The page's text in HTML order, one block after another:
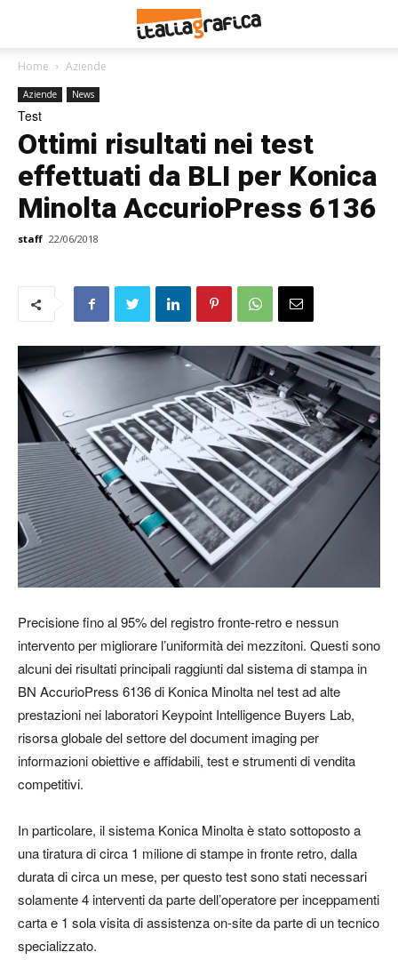
Home Aziende
Aziende News
Test
Ottimi risultati nei test
effettuati da BLI per Konica
Minolta AccurioPress 6136
staff 22/06/2018
Precisione fino al 95% del registro fronte-retro e nessun
intervento per migliorare l’uniformità dei mezzitoni. Questi sono
alcuni dei risultati principali raggiunti dal sistema di stampa in
BN AccurioPress 6136 di Konica Minolta nel test ad alte
prestazioni nei laboratori Keypoint Intelligence Buyers Lab,
risorsa globale del settore del document imaging per
informazioni obiettive e affidabili, test e strumenti di vendita
competitivi.
In particolare, il sistema Konica Minolta è stato sottoposto a
una tiratura di circa 1 milione di stampe in fronte retro, dalla
durata di circa un mese, per questo test sono stati necessari
solamente 4 interventi da parte dell’operatore per inceppamenti
carta e 1 sola visita di assistenza on-site da parte di un tecnico
specializzato.